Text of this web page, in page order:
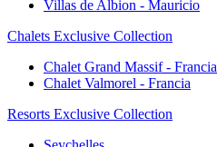
Villas de Albion - Mauricio
Chalets Exclusive Collection
Chalet Grand Massif - Francia
Chalet Valmorel - Francia
Resorts Exclusive Collection